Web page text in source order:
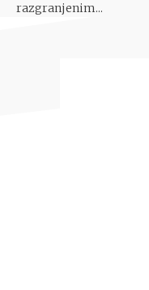
razgranjenim...